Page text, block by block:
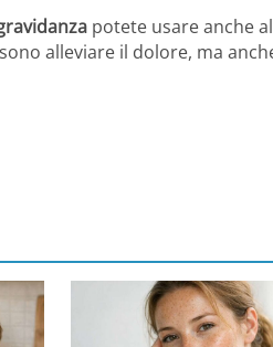
potete usare anche
alleviare il dolore, ma